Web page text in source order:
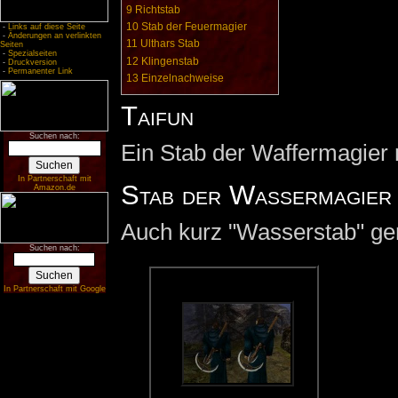
- Links auf diese Seite
- Änderungen an verlinkten
Seiten
- Spezialseiten
- Druckversion
- Permanenter Link
Suchen nach:
In Partnerschaft mit
Amazon.de
Suchen nach:
In Partnerschaft mit Google
9 Richtstab
10 Stab der Feuermagier
11 Ulthars Stab
12 Klingenstab
13 Einzelnachweise
Taifun
Ein Stab der
Stab der Wassermagier
Auch kurz "Wasserstab"